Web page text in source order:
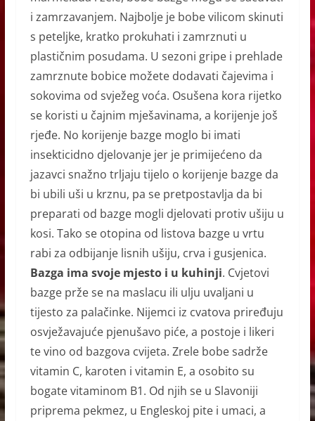
i zamrzavanjem. Najbolje je bobe vilicom skinuti
s peteljke, kratko prokuhati i zamrznuti u
plastičnim posudama. U sezoni gripe i prehlade
zamrznute bobice možete dodavati čajevima i
sokovima od svježeg voća. Osušena kora rijetko
se koristi u čajnim mješavinama, a korijenje još
rjeđe. No korijenje bazge moglo bi imati
insekticidno djelovanje jer je primijećeno da
jazavci snažno trljaju tijelo o korijenje bazge da
bi ubili uši u krznu, pa se pretpostavlja da bi
preparati od bazge mogli djelovati protiv ušiju u
kosi. Tako se otopina od listova bazge u vrtu
rabi za odbijanje lisnih ušiju, crva i gusjenica.
Bazga ima svoje mjesto i u kuhinji. Cvjetovi
bazge prže se na maslacu ili ulju uvaljani u
tijesto za palačinke. Nijemci iz cvatova priređuju
osvježavajuće pjenušavo piće, a postoje i likeri
te vino od bazgova cvijeta. Zrele bobe sadrže
vitamin C, karoten i vitamin E, a osobito su
bogate vitaminom B1. Od njih se u Slavoniji
priprema pekmez, u Engleskoj pite i umaci, a